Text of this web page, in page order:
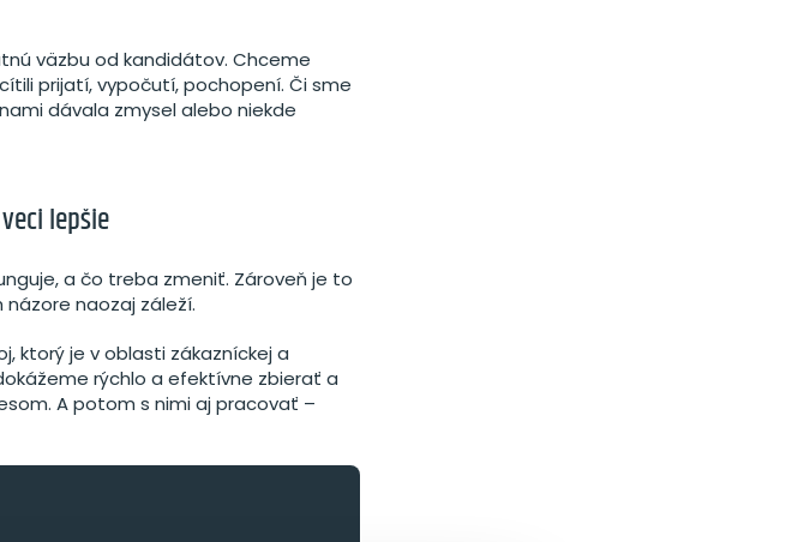
väzbu od kandidátov. Chceme
prijatí, vypočutí, pochopení. Či sme
dávala zmysel alebo niekde
lepšie
a čo treba zmeniť. Zároveň je to
naozaj záleží.
ktorý je v oblasti zákazníckej a
rýchlo a efektívne zbierať a
A potom s nimi aj pracovať –